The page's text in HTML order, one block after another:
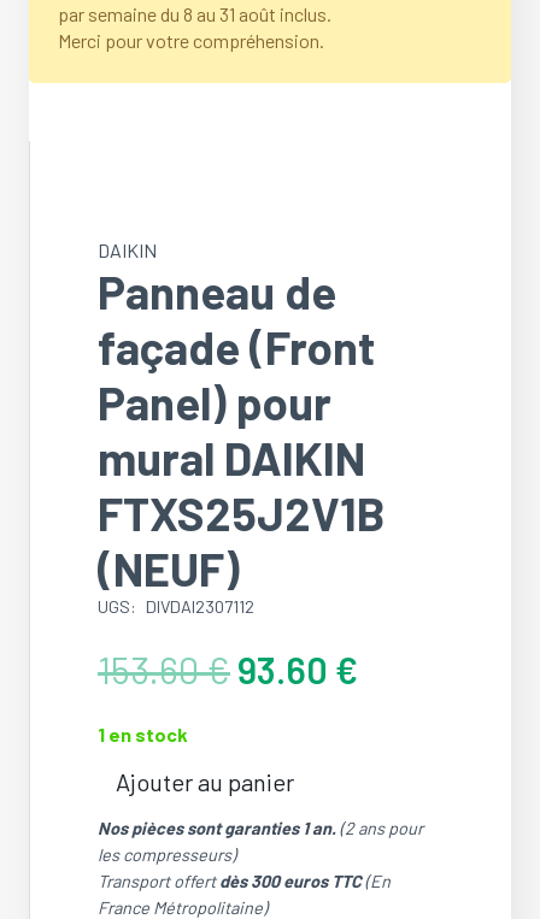
par semaine du 8 au 31 août inclus.
Merci pour votre compréhension.
DAIKIN
Panneau de
façade (Front
Panel) pour
mural DAIKIN
FTXS25J2V1B
(NEUF)
UGS: DIVDAI2307112
153.60€Le
prix
153.60 €.
93.60 €
1 en stock
quantité
de
Panneau
de
façade
Ajouter au panier
Nos pièces sont garanties 1 an.(2 ans pour
les compresseurs)
Transport offertdès 300 euros TTC(En
France Métropolitaine)